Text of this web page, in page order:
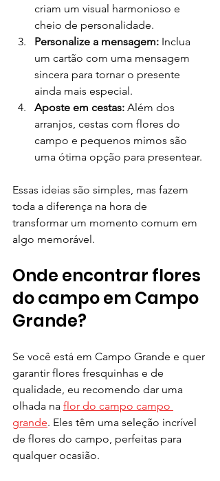
criam um visual harmonioso e
cheio de personalidade.
Personalize a mensagem: Inclua
um cartão com uma mensagem
sincera para tornar o presente
ainda mais especial.
Aposte em cestas: Além dos
arranjos, cestas com flores do
campo e pequenos mimos são
uma ótima opção para presentear.
Essas ideias são simples, mas fazem
toda a diferença na hora de
transformar um momento comum em
algo memorável.
Onde encontrar flores
do campo em Campo
Grande?
Se você está em Campo Grande e quer
garantir flores fresquinhas e de
qualidade, eu recomendo dar uma
olhada na flor do campo campo
grande. Eles têm uma seleção incrível
de flores do campo, perfeitas para
qualquer ocasião.